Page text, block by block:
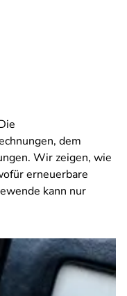
dem
Wir zeigen, wie
erneuerbare
kann nur